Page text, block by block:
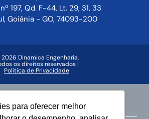
para oferecer melhor
nº 197, Qd. F-44, Lt. 29, 31, 33
Goiânia - GO, 74093-200
Dinamica Engenharia.
os direitos reservados |
Política de Privacidade